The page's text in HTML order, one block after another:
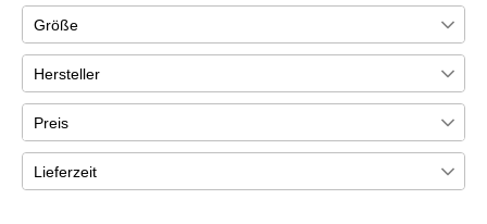
Blau Gelb Grau
Grün
5
Marine
1
Orange
6
5
Größe
00
0 61
1
2
Hersteller
Erima
Hummel 83
Kempa
Preis
€ ― €
Lieferzeit